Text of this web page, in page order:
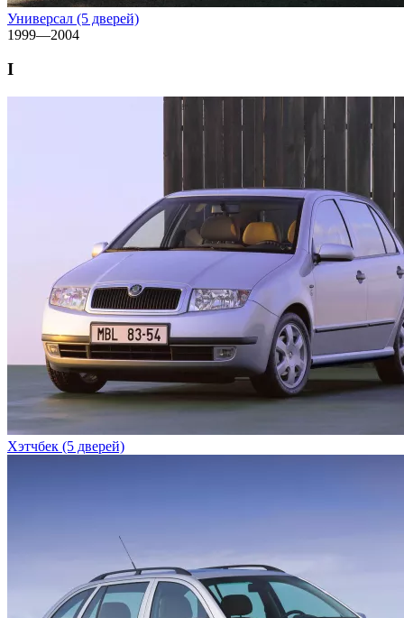
Универсал (5 дверей)
1999—2004
I
Хэтчбек (5 дверей)